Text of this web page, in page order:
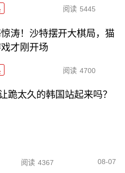
阅读 5445
涛！沙特摆开大棋局，猫
才刚开场
阅读 4700
跪太久的韩国站起来吗？
阅读 4367 08-07